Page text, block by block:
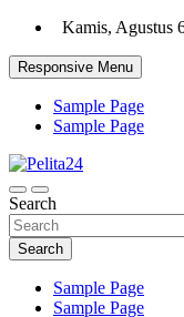
Skip
content
Kamis, Agustus
Responsive Menu
Sample Page
Sample Page
Pelita24
Aktual, Mendalam dan
Search
Search
Sample Page
Sample Page